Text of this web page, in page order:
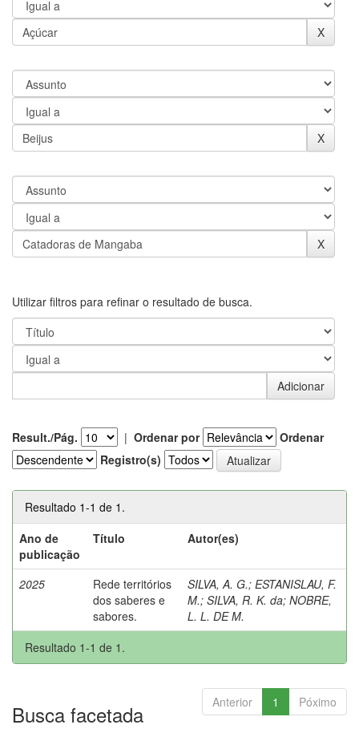
Utilizar filtros para refinar o resultado de busca.
Result./Pág. | Ordenar por
Ordenar
Registro(s)
Resultado 1-1 de 1.
Ano de
publicação
Título Autor(es)
2025
Rede territórios
dos saberes e
sabores.
SILVA, A. G.; ESTANISLAU, F.
M.; SILVA, R. K. da; NOBRE,
L. L. DE M.
Resultado 1-1 de 1.
Anterior 1 Póximo
Busca facetada